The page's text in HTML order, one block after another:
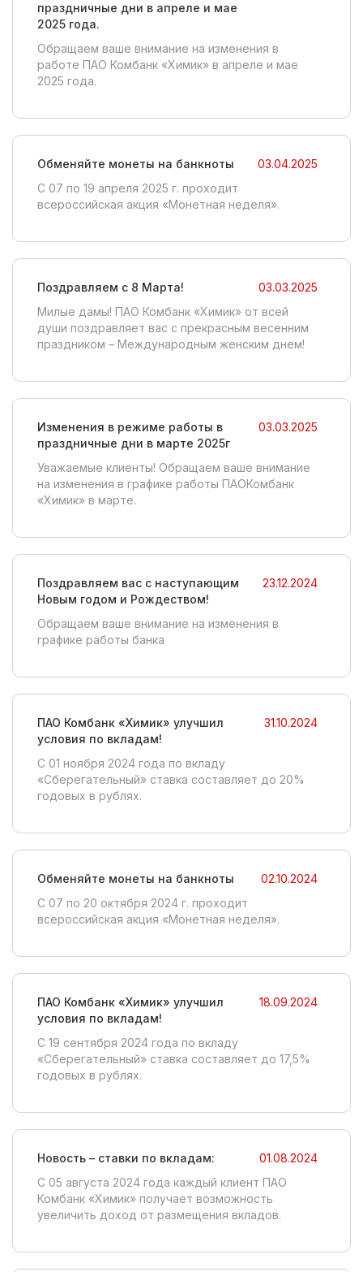
праздничные дни в апреле и мае
2025 года.
Обращаем ваше внимание на изменения в
работе ПАО Комбанк «Химик» в апреле и мае
2025 года.
Обменяйте монеты на банкноты
03.04.2025
С 07 по 19 апреля 2025 г. проходит
всероссийская акция «Монетная неделя».
Поздравляем с 8 Марта!
03.03.2025
Милые дамы! ПАО Комбанк «Химик» от всей
души поздравляет вас с прекрасным весенним
праздником – Международным женским днем!
Изменения в режиме работы в
праздничные дни в марте 2025г
03.03.2025
Уважаемые клиенты! Обращаем ваше внимание
на изменения в графике работы ПАОКомбанк
«Химик» в марте.
Поздравляем вас с наступающим
Новым годом и Рождеством!
23.12.2024
Обращаем ваше внимание на изменения в
графике работы банка
ПАО Комбанк «Химик» улучшил
условия по вкладам!
31.10.2024
C 01 ноября 2024 года по вкладу
«Сберегательный» ставка составляет до 20%
годовых в рублях.
Обменяйте монеты на банкноты
02.10.2024
С 07 по 20 октября 2024 г. проходит
всероссийская акция «Монетная неделя».
ПАО Комбанк «Химик» улучшил
условия по вкладам!
18.09.2024
C 19 сентября 2024 года по вкладу
«Сберегательный» ставка составляет до 17,5%
годовых в рублях.
Новость – ставки по вкладам:
01.08.2024
С 05 августа 2024 года каждый клиент ПАО
Комбанк «Химик» получает возможность
увеличить доход от размещения вкладов.